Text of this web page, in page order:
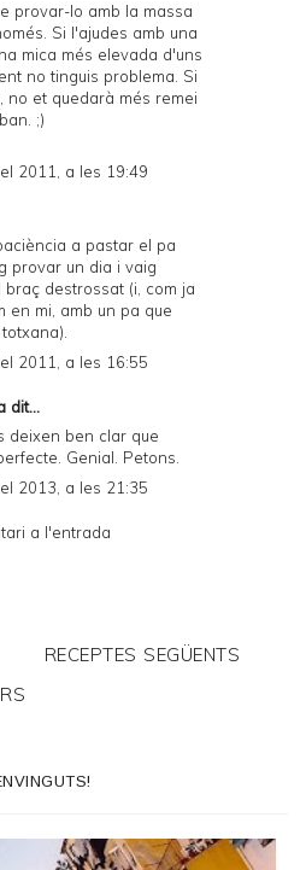
provar-lo amb la massa
Si l'ajudes amb una
mica més elevada d'uns
no tinguis problema. Si
no et quedarà més remei
;)
2011, a les 19:49
a pastar el pa
provar un dia i vaig
braç destrossat (i, com ja
en mi, amb un pa que
2011, a les 16:55
dit...
deixen ben clar que
Genial. Petons.
2013, a les 21:35
a l'entrada
RECEPTES SEGÜENTS